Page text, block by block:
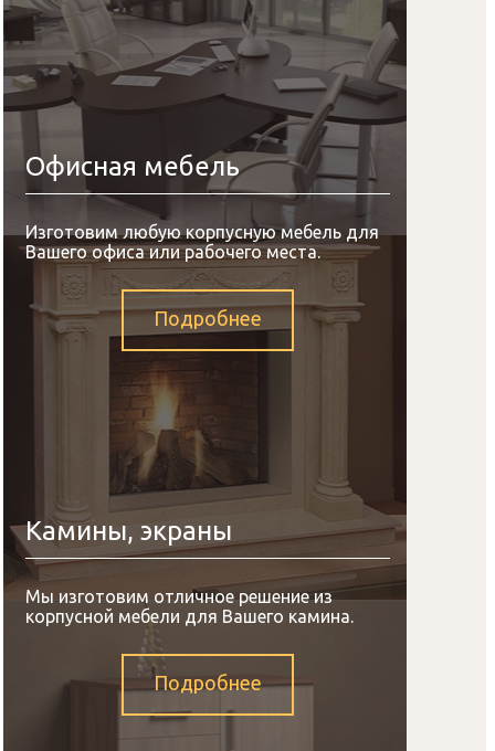
Офисная мебель
Изготовим любую корпусную мебель для
Вашего офиса или рабочего места.
Подробнее
Камины, экраны
Мы изготовим отличное решение из
корпусной мебели для Вашего камина.
Подробнее